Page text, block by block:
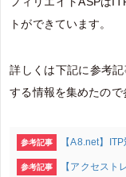
トができています。
詳しくは下記に参考
する情報を集めたので
参考記事 【A8.net】
参考記事 【アクセス